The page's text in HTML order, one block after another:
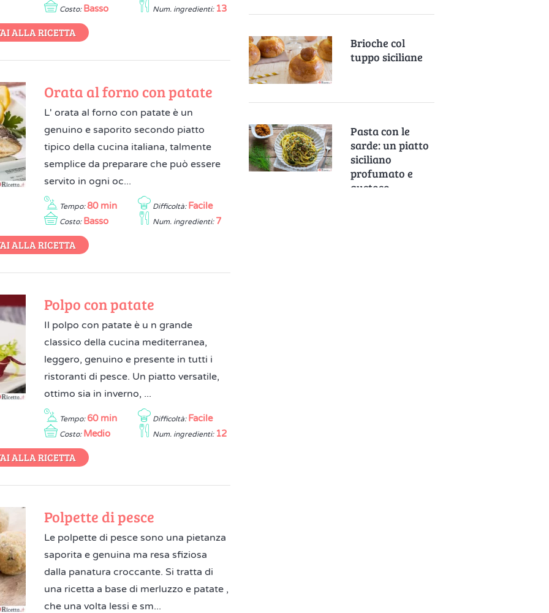
Costo: Basso Num. ingredienti: 13
ALLA RICETTA
Orata al forno con patate
L' orata al forno con patate è un
genuino e saporito secondo piatto
tipico della cucina italiana, talmente
semplice da preparare che può essere
servito in ogni oc...
Tempo: 80 min Difficoltà: Facile
Costo: Basso Num. ingredienti: 7
ALLA RICETTA
Polpo con patate
Il polpo con patate è u n grande
classico della cucina mediterranea,
leggero, genuino e presente in tutti i
ristoranti di pesce. Un piatto versatile,
ottimo sia in inverno, ...
Tempo: 60 min Difficoltà: Facile
Costo: Medio Num. ingredienti: 12
ALLA RICETTA
Polpette di pesce
Le polpette di pesce sono una pietanza
saporita e genuina ma resa sfiziosa
dalla panatura croccante. Si tratta di
una ricetta a base di merluzzo e patate ,
che una volta lessi e sm...
Brioche col
tuppo siciliane
Pasta con le
sarde: un piatto
siciliano
profumato e
gustoso